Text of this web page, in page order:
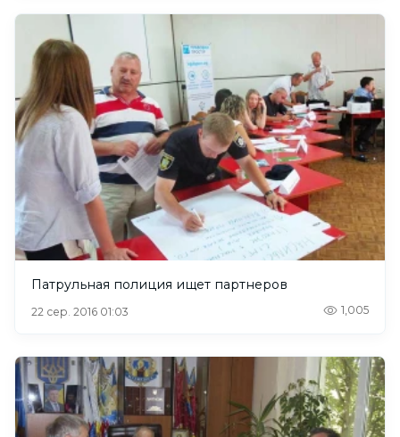
Патрульная полиция ищет партнеров
22 сер. 2016 01:03 1,005